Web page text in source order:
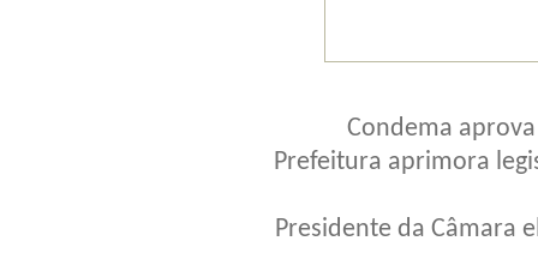
Condema
Prefeitura aprimora
Presidente da Câmara